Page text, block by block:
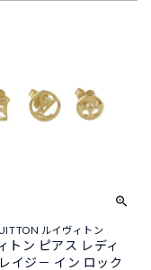
ルイヴィトン
トン ピアス レディ
イジ－ イン ロック